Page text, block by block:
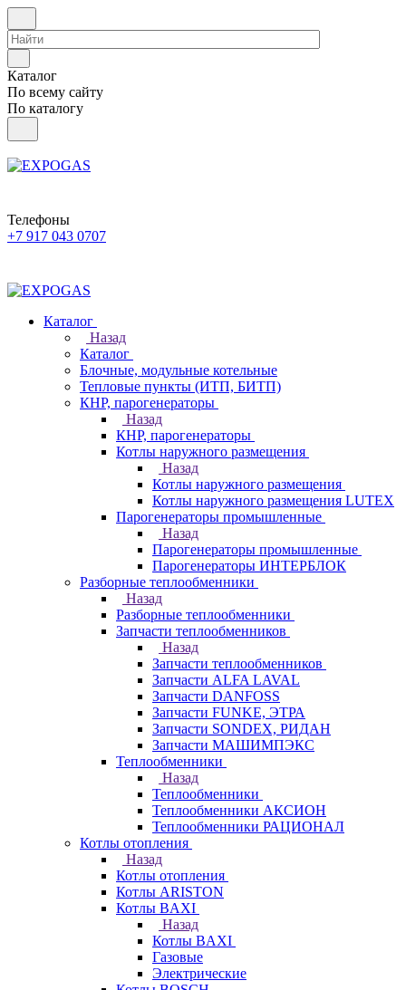
Каталог
По всему сайту
По каталогу
Телефоны
+7 917 043 0707
Каталог
Назад
Каталог
Блочные, модульные котельные
Тепловые пункты (ИТП, БИТП)
КНР, парогенераторы
Назад
КНР, парогенераторы
Котлы наружного размещения
Назад
Котлы наружного размещения
Котлы наружного размещения LUTEX
Парогенераторы промышленные
Назад
Парогенераторы промышленные
Парогенераторы ИНТЕРБЛОК
Разборные теплообменники
Назад
Разборные теплообменники
Запчасти теплообменников
Назад
Запчасти теплообменников
Запчасти ALFA LAVAL
Запчасти DANFOSS
Запчасти FUNKE, ЭТРА
Запчасти SONDEX, РИДАН
Запчасти МАШИМПЭКС
Теплообменники
Назад
Теплообменники
Теплообменники АКСИОН
Теплообменники РАЦИОНАЛ
Котлы отопления
Назад
Котлы отопления
Котлы ARISTON
Котлы BAXI
Назад
Котлы BAXI
Газовые
Электрические